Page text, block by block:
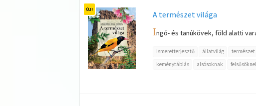
A természet világa
Ingó- és tanúkövek, föld alatti
Ismeretterjesztő állatvilág természet
keménytáblás
alsósoknak